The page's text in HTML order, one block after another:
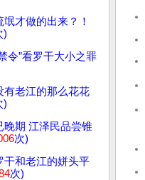
才做的出来？！
)
令”看罗干大小之罪
有老江的那么花花
)
晚期 江泽民品尝锥
次)
干和老江的姘头平
次)